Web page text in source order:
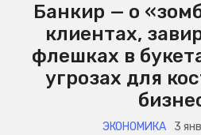
Банкир — о
клиентах,
флешках в
угрозах для
ЭКОНОМИКА 3